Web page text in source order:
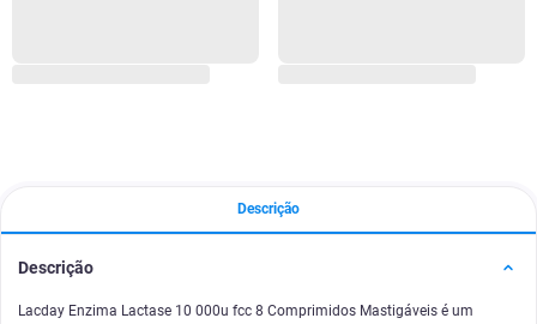
Descrição
Descrição
Lacday Enzima Lactase 10 000u fcc 8 Comprimidos Mastigáveis é um